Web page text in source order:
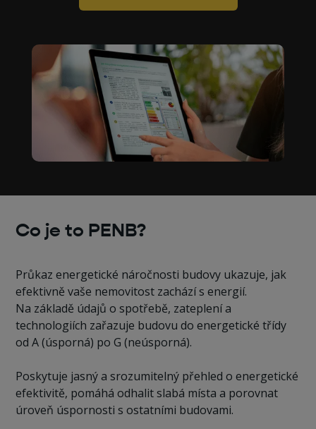
Co je to PENB?
Průkaz energetické náročnosti budovy ukazuje, jak
efektivně vaše nemovitost zachází s energií.
Na základě údajů o spotřebě, zateplení a
technologiích zařazuje budovu do energetické třídy
od A (úsporná) po G (neúsporná).
Poskytuje jasný a srozumitelný přehled o energetické
efektivitě, pomáhá odhalit slabá místa a porovnat
úroveň úspornosti s ostatními budovami.